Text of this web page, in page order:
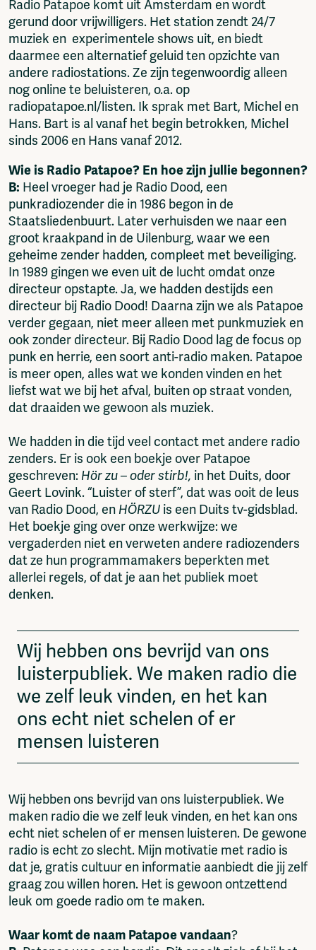
Fragmenta
Vrij Beton
Vrije Ruimte festival
AADE
AA Talks
Ringfeest
AA Academy
Members
Log in to portal
CMS for venues
Radio Patapoe komt uit Amsterdam en wordt
gerund door vrijwilligers. Het station zendt 24/7
muziek en experimentele shows uit, en biedt
daarmee een alternatief geluid ten opzichte van
andere radiostations. Ze zijn tegenwoordig alleen
nog online te beluisteren, o.a. op
radiopatapoe.nl/listen. Ik sprak met Bart, Michel en
Hans. Bart is al vanaf het begin betrokken, Michel
sinds 2006 en Hans vanaf 2012.
Wie is Radio Patapoe? En hoe zijn jullie begonnen?
B: Heel vroeger had je Radio Dood, een
punkradiozender die in 1986 begon in de
Staatsliedenbuurt. Later verhuisden we naar een
groot kraakpand in de Uilenburg, waar we een
geheime zender hadden, compleet met beveiliging.
In 1989 gingen we even uit de lucht omdat onze
directeur opstapte. Ja, we hadden destijds een
directeur bij Radio Dood! Daarna zijn we als Patapoe
verder gegaan, niet meer alleen met punkmuziek en
ook zonder directeur. Bij Radio Dood lag de focus op
punk en herrie, een soort anti-radio maken. Patapoe
is meer open, alles wat we konden vinden en het
liefst wat we bij het afval, buiten op straat vonden,
dat draaiden we gewoon als muziek.
We hadden in die tijd veel contact met andere radio
zenders. Er is ook een boekje over Patapoe
geschreven: Hör zu – oder stirb!, in het Duits, door
Geert Lovink. “Luister of sterf”, dat was ooit de leus
van Radio Dood, en HÖRZU is een Duits tv-gidsblad.
Het boekje ging over onze werkwijze: we
vergaderden niet en verweten andere radiozenders
dat ze hun programmamakers beperkten met
allerlei regels, of dat je aan het publiek moet
denken.
Wij hebben ons bevrijd van ons
luisterpubliek. We maken radio die
we zelf leuk vinden, en het kan
ons echt niet schelen of er
mensen luisteren
Wij hebben ons bevrijd van ons luisterpubliek. We
maken radio die we zelf leuk vinden, en het kan ons
echt niet schelen of er mensen luisteren. De gewone
radio is echt zo slecht. Mijn motivatie met radio is
dat je, gratis cultuur en informatie aanbiedt die jij zelf
graag zou willen horen. Het is gewoon ontzettend
leuk om goede radio om te maken.
Waar komt de naam Patapoe vandaan?